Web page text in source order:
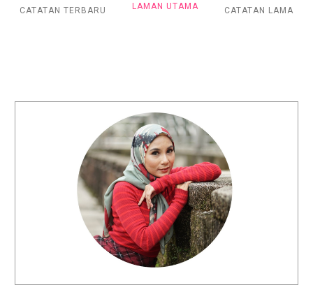
CATATAN TERBARU CATATAN LAMA
LAMAN UTAMA